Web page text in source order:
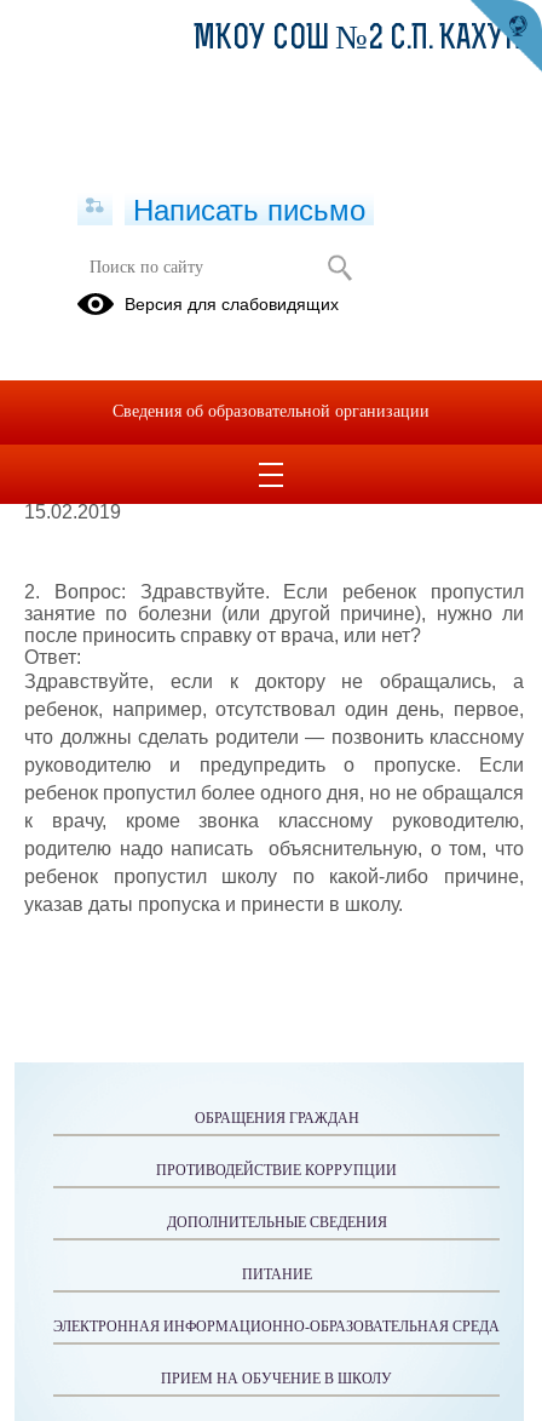
Часто задаваемые вопросы
школу, что мне нужно сделать?
15.02.2019
2. Вопрос: Здравствуйте. Если ребенок пропустил
занятие по болезни (или другой причине), нужно ли
после приносить справку от врача, или нет?
Ответ:
Здравствуйте, если к доктору не обращались, а
ребенок, например, отсутствовал один день, первое,
что должны сделать родители — позвонить классному
руководителю и предупредить о пропуске. Если
ребенок пропустил более одного дня, но не обращался
к врачу, кроме звонка классному руководителю,
родителю надо написать объяснительную, о том, что
ребенок пропустил школу по какой-либо причине,
указав даты пропуска и принести в школу.
ОБРАЩЕНИЯ ГРАЖДАН
ПРОТИВОДЕЙСТВИЕ КОРРУПЦИИ
ДОПОЛНИТЕЛЬНЫЕ СВЕДЕНИЯ
ПИТАНИЕ
ЭЛЕКТРОННАЯ ИНФОРМАЦИОННО-ОБРАЗОВАТЕЛЬНАЯ СРЕДА
ПРИЕМ НА ОБУЧЕНИЕ В ШКОЛУ
МКОУ СОШ №2 С.П. КАХУН
Написать письмо
Версия для слабовидящих
Сведения об образовательной организации